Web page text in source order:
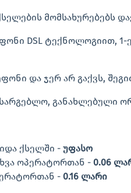
მომსახურებებს
DSL ტექნოლოგიით,
და ჯერ არ გაქვს,
განახლებული
ქსელში - უფასო
ოპერატორთან - 0.06
- 0.16 ლარი